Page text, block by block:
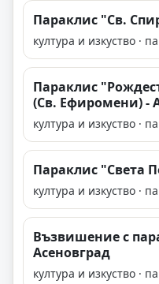
Параклис "Св.
култура и изкуство ·
Параклис
(Св. Ефиромени) -
култура и изкуство ·
Параклис "Света
култура и изкуство ·
Възвишение с
Асеновград
култура и изкуство ·